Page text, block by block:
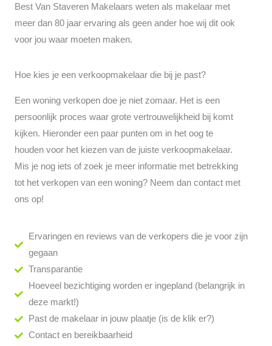
Best Van Staveren Makelaars weten als makelaar met
meer dan 80 jaar ervaring als geen ander hoe wij dit ook
voor jou waar moeten maken.
Hoe kies je een verkoopmakelaar die bij je past?
Een woning verkopen doe je niet zomaar. Het is een
persoonlijk proces waar grote vertrouwelijkheid bij komt
kijken. Hieronder een paar punten om in het oog te
houden voor het kiezen van de juiste verkoopmakelaar.
Mis je nog iets of zoek je meer informatie met betrekking
tot het verkopen van een woning? Neem dan contact met
ons op!
Ervaringen en reviews van de verkopers die je voor zijn
gegaan
Transparantie
Hoeveel bezichtiging worden er ingepland (belangrijk in
deze markt!)
Past de makelaar in jouw plaatje (is de klik er?)
Contact en bereikbaarheid